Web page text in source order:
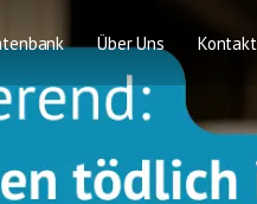
Über Uns Kontakt